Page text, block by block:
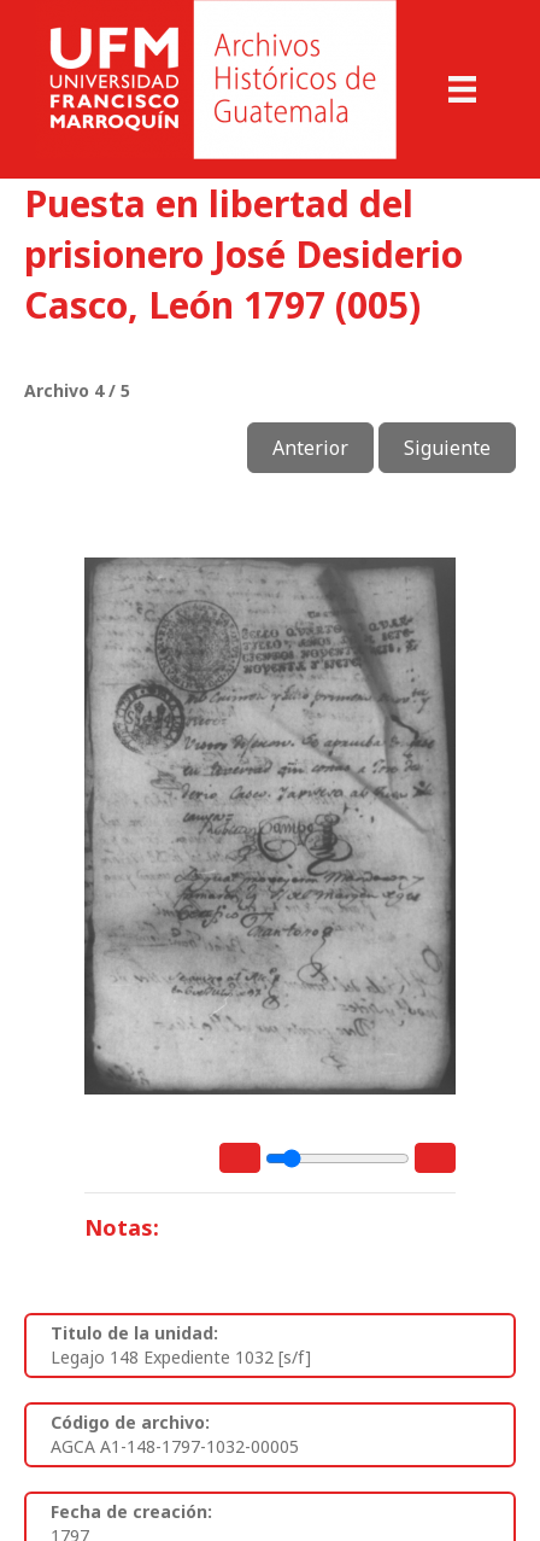
Puesta en libertad del
prisionero José Desiderio
Casco, León 1797 (005)
Archivo 4 / 5
Anterior Siguiente
Notas:
Titulo de la unidad:
Legajo 148 Expediente 1032 [s/f]
Código de archivo:
AGCA A1-148-1797-1032-00005
Fecha de creación:
1797